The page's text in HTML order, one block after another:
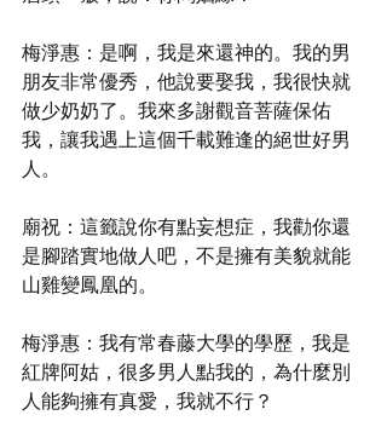
梅淨惠：是啊，我是來還神的。我的男
朋友非常優秀，他說要娶我，我很快就
做少奶奶了。我來多謝觀音菩薩保佑
我，讓我遇上這個千載難逢的絕世好男
人。
廟祝：這籤說你有點妄想症，我勸你還
是腳踏實地做人吧，不是擁有美貌就能
山雞變鳳凰的。
梅淨惠：我有常春藤大學的學歷，我是
紅牌阿姑，很多男人點我的，為什麼別
人能夠擁有真愛，我就不行？